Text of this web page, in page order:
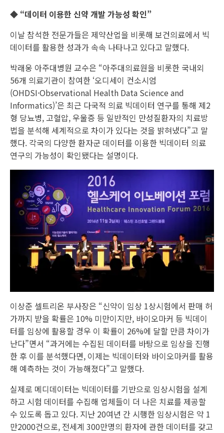
◆ “데이터 이용한 신약 개발 가능성 확인”
이날 참석한 전문가들은 제약산업을 비롯해 보건의료에서 빅
데이터를 활용한 성과가 속속 나타나고 있다고 말했다.
박래웅 아주대병원 교수은 “아주대의료원을 비롯한 국내외
56개 의료기관이 참여한 ‘오디세이 컨소시엄
(OHDSI·Observational Health Data Science and
Informatics)’은 최근 다국적 의료 빅데이터 연구를 통해 제2
형 당뇨병, 고혈압, 우울증 등 일반적인 만성질환자의 치료방
법을 분석해 세계적으로 차이가 있다는 것을 밝혀냈다”고 말
했다. 각국의 다양한 환자군 데이터를 이용한 빅데이터 의료
연구의 가능성이 확인됐다는 설명이다.
이상준 셀트리온 부사장은 “신약이 임상 1상시험에서 판매 허
가까지 받을 확률은 10% 미만이지만, 바이오마커 등 빅데이
터를 임상에 활용할 경우 이 확률이 26%에 달할 만큼 차이가
난다”면서 “과거에는 수집된 데이터를 바탕으로 임상을 진행
한 후 이를 분석했다면, 이제는 빅데이터와 바이오마커를 활용
해 예측하는 것이 가능해졌다”고 말했다.
실제로 메디데이터는 빅데이터를 기반으로 임상시험을 설계
하고 시험 데이터를 수집해 업체들이 더 나은 치료를 제공할
수 있도록 돕고 있다. 지난 20여년 간 시행한 임상시험은 약 1
만2000건으로, 전세계 300만명의 환자에 관한 데이터를 갖고